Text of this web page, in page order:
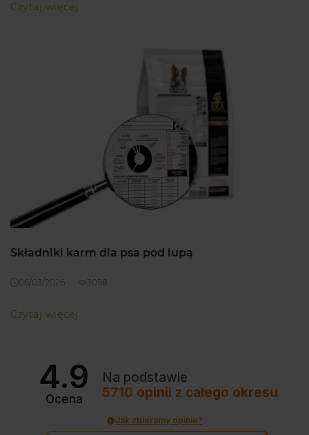
Czytaj więcej
Składniki karm dla psa pod lupą
06/03/2026 3098
Czytaj więcej
4.9
Ocena
Na podstawie
5710 opinii z całego okresu
Jak zbieramy opinie?